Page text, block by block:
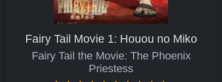
Fairy Tail Movie 1: Houou no Miko
Fairy Tail the Movie: The Phoenix
Priestess